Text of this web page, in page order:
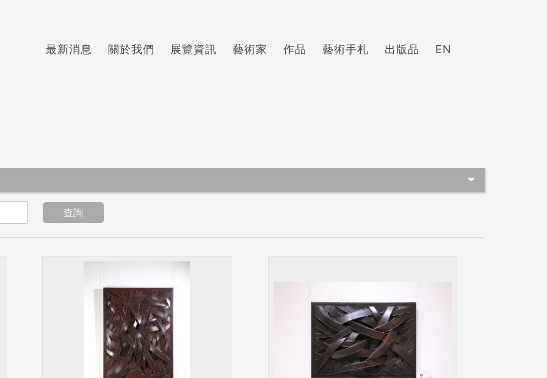
最新消息 關於我們 展覽資訊 藝術家 作品 藝術手札 出版品 EN